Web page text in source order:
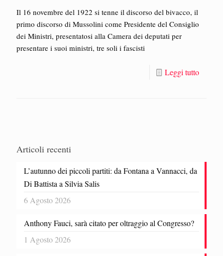
Il 16 novembre del 1922 si tenne il discorso del bivacco, il
primo discorso di Mussolini come Presidente del Consiglio
dei Ministri, presentatosi alla Camera dei deputati per
presentare i suoi ministri, tre soli i fascisti
Leggi tutto
Articoli recenti
L’autunno dei piccoli partiti: da Fontana a Vannacci, da
Di Battista a Silvia Salis
6 Agosto 2026
Anthony Fauci, sarà citato per oltraggio al Congresso?
1 Agosto 2026